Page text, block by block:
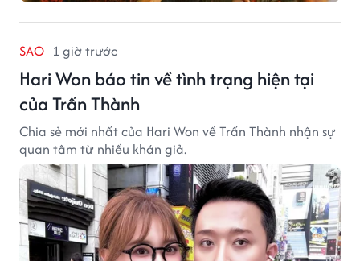
SAO 1 giờ trước
Hari Won báo tin về tình trạng hiện tại
của Trấn Thành
Chia sẻ mới nhất của Hari Won về Trấn Thành nhận sự
quan tâm từ nhiều khán giả.